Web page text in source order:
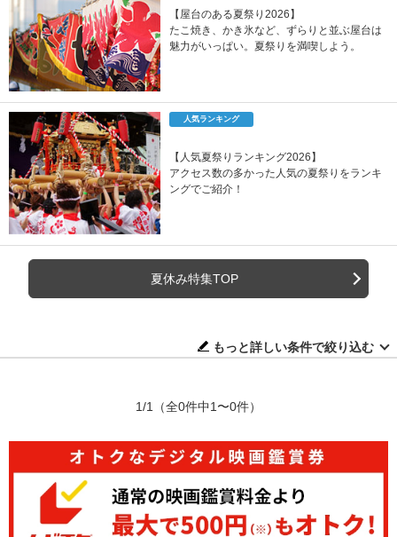
【屋台のある夏祭り2026】
たこ焼き、かき氷など、ずらりと並ぶ屋台は
魅力がいっぱい。夏祭りを満喫しよう。
人気ランキング
【人気夏祭りランキング2026】
アクセス数の多かった人気の夏祭りをランキ
ングでご紹介！
夏休み特集TOP
もっと詳しい条件で絞り込む
1/1 （全0件中1〜0件）